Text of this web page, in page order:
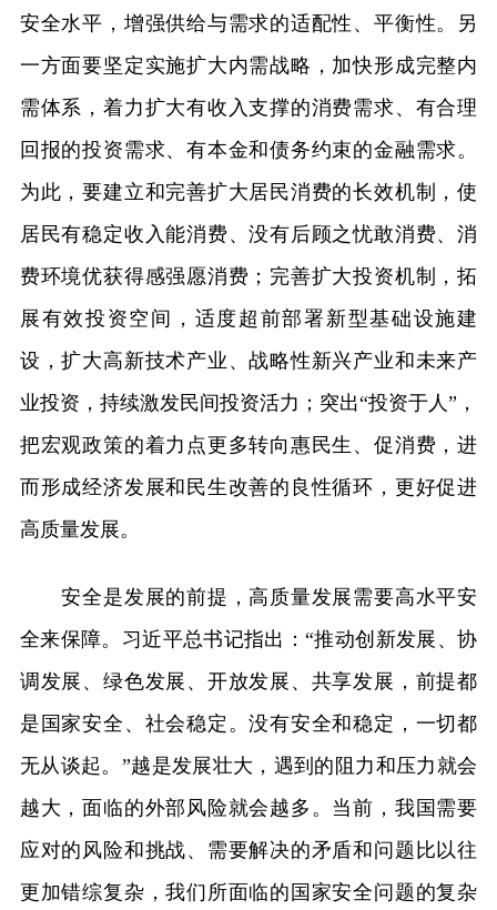
安全水平，增强供给与需求的适配性、平衡性。另
一方面要坚定实施扩大内需战略，加快形成完整内
需体系，着力扩大有收入支撑的消费需求、有合理
回报的投资需求、有本金和债务约束的金融需求。
为此，要建立和完善扩大居民消费的长效机制，使
居民有稳定收入能消费、没有后顾之忧敢消费、消
费环境优获得感强愿消费；完善扩大投资机制，拓
展有效投资空间，适度超前部署新型基础设施建
设，扩大高新技术产业、战略性新兴产业和未来产
业投资，持续激发民间投资活力；突出“投资于人”，
把宏观政策的着力点更多转向惠民生、促消费，进
而形成经济发展和民生改善的良性循环，更好促进
高质量发展。
安全是发展的前提，高质量发展需要高水平安
全来保障。习近平总书记指出：“推动创新发展、协
调发展、绿色发展、开放发展、共享发展，前提都
是国家安全、社会稳定。没有安全和稳定，一切都
无从谈起。”越是发展壮大，遇到的阻力和压力就会
越大，面临的外部风险就会越多。当前，我国需要
应对的风险和挑战、需要解决的矛盾和问题比以往
更加错综复杂，我们所面临的国家安全问题的复杂